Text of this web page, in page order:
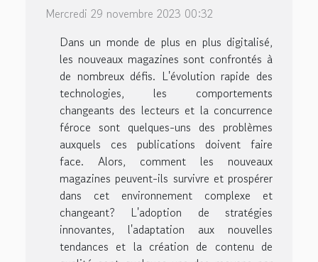
Mercredi 29 novembre 2023 00:32
Dans un monde de plus en plus digitalisé,
les nouveaux magazines sont confrontés à
de nombreux défis. L'évolution rapide des
technologies, les comportements
changeants des lecteurs et la concurrence
féroce sont quelques-uns des problèmes
auxquels ces publications doivent faire
face. Alors, comment les nouveaux
magazines peuvent-ils survivre et prospérer
dans cet environnement complexe et
changeant? L'adoption de stratégies
innovantes, l'adaptation aux nouvelles
tendances et la création de contenu de